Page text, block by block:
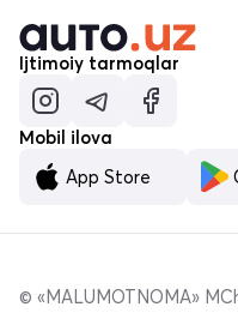
Ijtimoiy tarmoqlar
Mobil ilova
App Store
© «MALUMOTNOMA»